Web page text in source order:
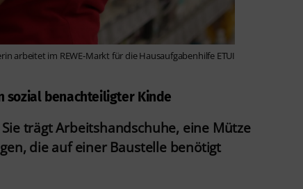
arbeitet im REWE-Markt für die Hausaufgabenhilfe ETUI
sozial benachteiligter Kinde
trägt Arbeitshandschuhe, eine Mütze
die auf einer Baustelle benötigt